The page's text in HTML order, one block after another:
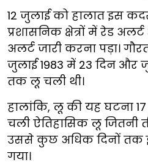
12 जुलाई को हालात इस
प्रशासनिक क्षेत्रों में रेड
अलर्ट जारी करना पड़ा।
जुलाई 1983 में 23 दिन और
तक लू चली थी।
हालांकि, लू की यह घटना
चली ऐतिहासिक लू जितनी
उससे कुछ अधिक दिनों तक
गया।